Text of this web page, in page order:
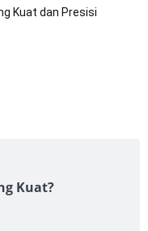
Kuat dan Presisi
Kuat?